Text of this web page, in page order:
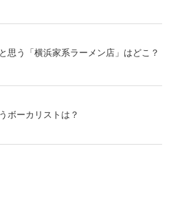
思う「横浜家系ラーメン店」はどこ？
ボーカリストは？